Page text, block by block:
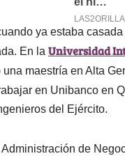
ya estaba casada
En la Universidad
maestría en Alta
en Unibanco en
del Ejército.
de